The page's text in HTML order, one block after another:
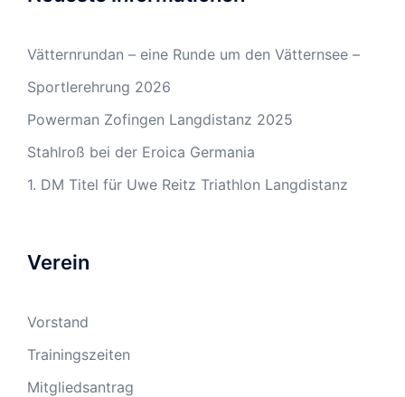
Vätternrundan – eine Runde um den Vätternsee –
Sportlerehrung 2026
Powerman Zofingen Langdistanz 2025
Stahlroß bei der Eroica Germania
1. DM Titel für Uwe Reitz Triathlon Langdistanz
Verein
Vorstand
Trainingszeiten
Mitgliedsantrag